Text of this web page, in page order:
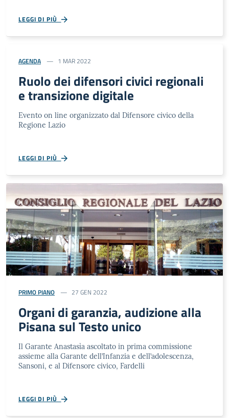
LEGGI DI PIÙ
AGENDA 1 MAR 2022
Ruolo dei difensori civici regionali
e transizione digitale
Evento on line organizzato dal Difensore civico della
Regione Lazio
LEGGI DI PIÙ
PRIMO PIANO 27 GEN 2022
Organi di garanzia, audizione alla
Pisana sul Testo unico
Il Garante Anastasìa ascoltato in prima commissione
assieme alla Garante dell’Infanzia e dell’adolescenza,
Sansoni, e al Difensore civico, Fardelli
LEGGI DI PIÙ